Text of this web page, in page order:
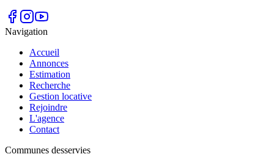
Navigation
Accueil
Annonces
Estimation
Recherche
Gestion locative
Rejoindre
L'agence
Contact
Communes desservies